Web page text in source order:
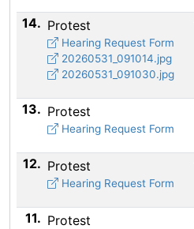
14. Protest
Hearing Request Form
20260531_091014.jpg
20260531_091030.jpg
13. Protest
Hearing Request Form
12. Protest
Hearing Request Form
11. Protest